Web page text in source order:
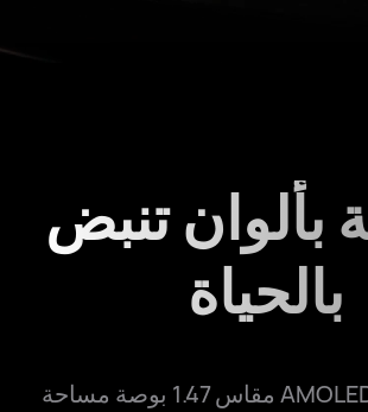
تنبض
بالحياة
تقدم شاشة AMOLED مقاس 1.47 بوصة مساحة